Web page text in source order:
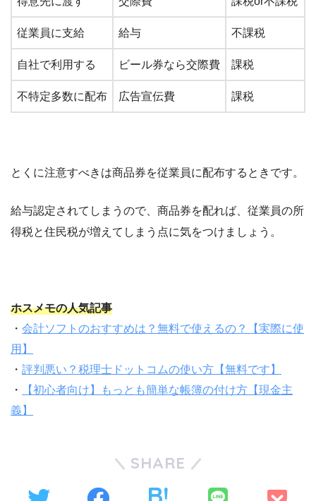
従業員に支給 給与 不課税
自社で利用する ビール券なら交際費 課税
不特定多数に配布 広告宣伝費 課税
とくに注意すべきは商品券を従業員に配布するときです。
給与認定されてしまうので、商品券を配れば、従業員の所
得税と住民税が増えてしまう点に気をつけましょう。
ホスメモの人気記事
・ 会計ソフトのおすすめは？無料で使えるの？【実際に使
用】
・ 評判悪い？税理士ドットコムの使い方【無料です】
・
【初心者向け】もっとも簡単な帳簿の付け方【現金主
義】
SHARE